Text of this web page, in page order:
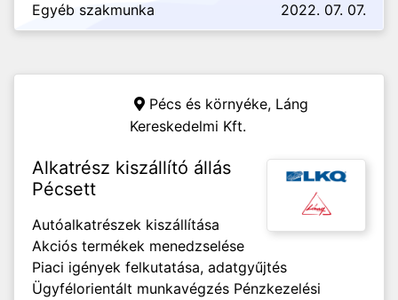
Egyéb szakmunka 2022. 07. 07.
Pécs és környéke, Láng
Kereskedelmi Kft.
Alkatrész kiszállító állás
Pécsett
Autóalkatrészek kiszállítása
Akciós termékek menedzselése
Piaci igények felkutatása, adatgyűjtés
Ügyfélorientált munkavégzés Pénzkezelési